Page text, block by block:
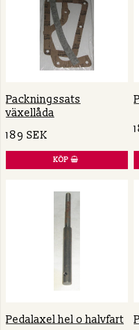
Packningssats
växellåda
189 SEK
KÖP
Pedalaxel hel o halvfart